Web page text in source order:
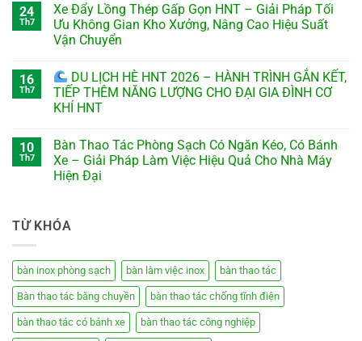
24
Th7
Xe Đẩy Lồng Thép Gấp Gọn HNT – Giải Pháp Tối
Ưu Không Gian Kho Xưởng, Nâng Cao Hiệu Suất
Vận Chuyển
16
Th7
DU LỊCH HÈ HNT 2026 – HÀNH TRÌNH GẮN KẾT,
TIẾP THÊM NĂNG LƯỢNG CHO ĐẠI GIA ĐÌNH CƠ
KHÍ HNT
10
Th7
Bàn Thao Tác Phòng Sạch Có Ngăn Kéo, Có Bánh
Xe – Giải Pháp Làm Việc Hiệu Quả Cho Nhà Máy
Hiện Đại
TỪ KHÓA
bàn inox phòng sạch bàn làm việc inox bàn thao tác
Bàn thao tác băng chuyền bàn thao tác chống tĩnh điện
bàn thao tác có bánh xe bàn thao tác công nghiệp